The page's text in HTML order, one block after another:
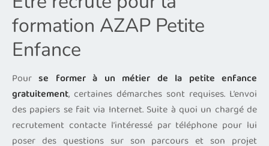
formation AZAP Petite
Enfance
Pourse former à un métier de la petite enfance
gratuitement, certaines démarches sont requises. L’envoi
des papiers se fait via Internet. Suite à quoi un chargé de
recrutement contacte l’intéressé par téléphone pour lui
poser des questions sur son parcours et son projet